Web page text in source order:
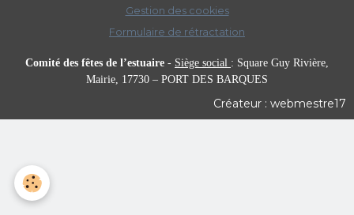
Gestion des cookies
Formulaire de rétractation
Comité des fêtes de l’estuaire - Siège social : Square Guy Rivière,
Mairie, 17730 – PORT DES BARQUES
Créateur : webmestre17